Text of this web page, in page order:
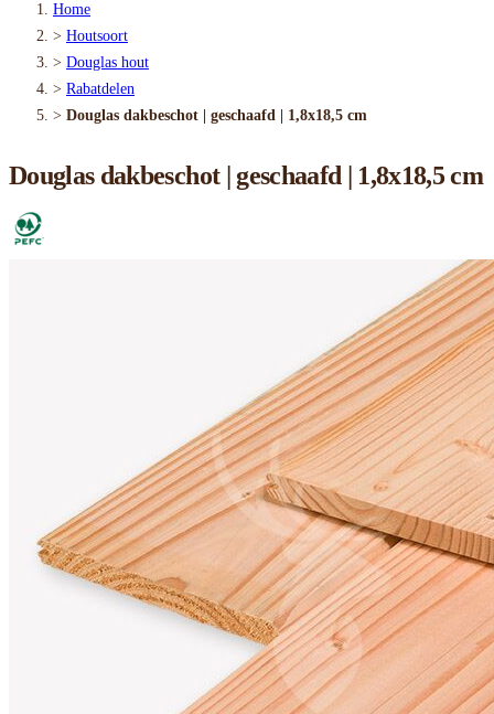
Home
> Houtsoort
> Douglas hout
> Rabatdelen
> Douglas dakbeschot | geschaafd | 1,8x18,5 cm
Douglas dakbeschot | geschaafd | 1,8x18,5 cm